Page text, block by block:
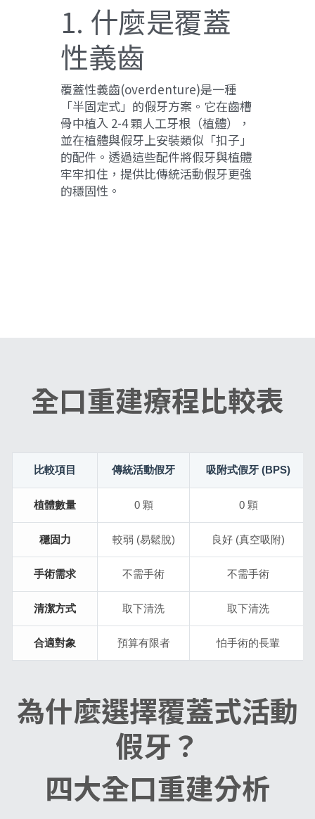
1. 什麼是覆蓋
性義齒
覆蓋性義齒(overdenture)是一種
「半固定式」的假牙方案。它在齒槽
骨中植入 2-4 顆人工牙根（植體），
並在植體與假牙上安裝類似「扣子」
的配件。透過這些配件將假牙與植體
牢牢扣住，提供比傳統活動假牙更強
的穩固性。
全口重建療程比較表
為什麼選擇覆蓋式活動
假牙？
四大全口重建分析